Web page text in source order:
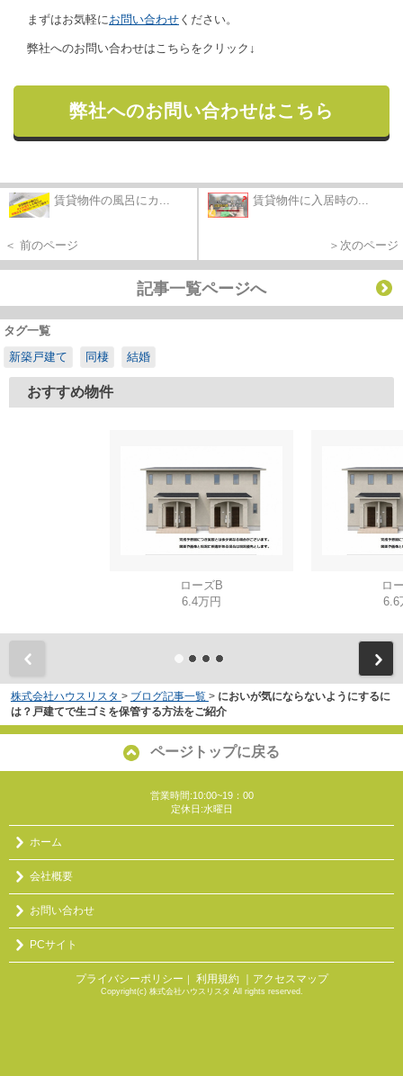
まずはお気軽に お問い合わせ ください。
弊社へのお問い合わせはこちらをクリック↓
弊社へのお問い合わせはこちら
賃貸物件の風呂にカ...
＜ 前のページ
賃貸物件に入居時の...
＞次のページ
記事一覧ページへ
タグ一覧
新築戸建て
同棲 結婚
おすすめ物件
ローズB
6.4万円
ロ
6.6
株式会社ハウスリスタ > ブログ記事一覧 > においが気にならないようにするに
は？戸建てで生ゴミを保管する方法をご紹介
ページトップに戻る
営業時間:10:00~19：00
定休日:水曜日
ホーム
会社概要
お問い合わせ
PCサイト
プライバシーポリシー ｜ 利用規約 ｜アクセスマップ
Copyright(c) 株式会社ハウスリスタ All rights reserved.